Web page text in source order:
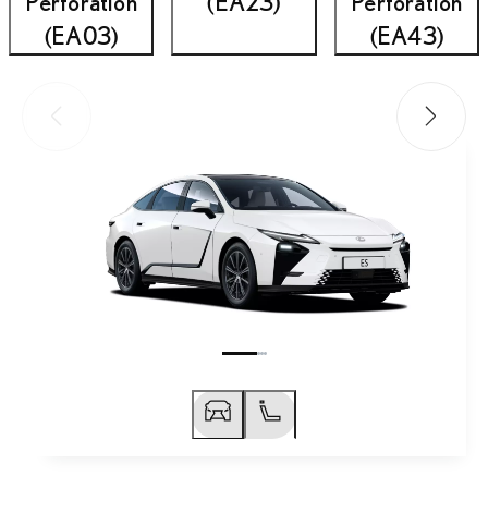
(EA03)
(EA43)
Nästa
Föregående bild
Nästa bild